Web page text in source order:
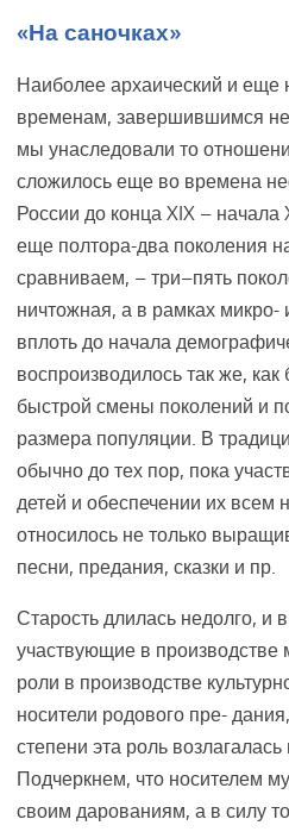
«На саночках»
Наиболее архаический и еще
временам, завершившимся
мы унаследовали то
сложилось еще во времена
России до конца XIX – начала
еще полтора-два поколения
сравниваем, – три–пять
ничтожная, а в рамках
вплоть до начала
воспроизводилось так же,
быстрой смены поколений и
размера популяции. В
обычно до тех пор, пока
детей и обеспечении их
относилось не только
песни, предания, сказки и пр.
Старость длилась недолго, и
участвующие в производстве
роли в производстве
носители родового пре-
степени эта роль
Подчеркнем, что носителем
своим дарованиям, а в силу